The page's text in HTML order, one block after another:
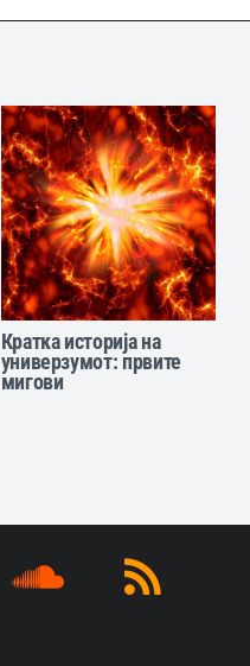
Кратка историја на
универзумот: првите
мигови